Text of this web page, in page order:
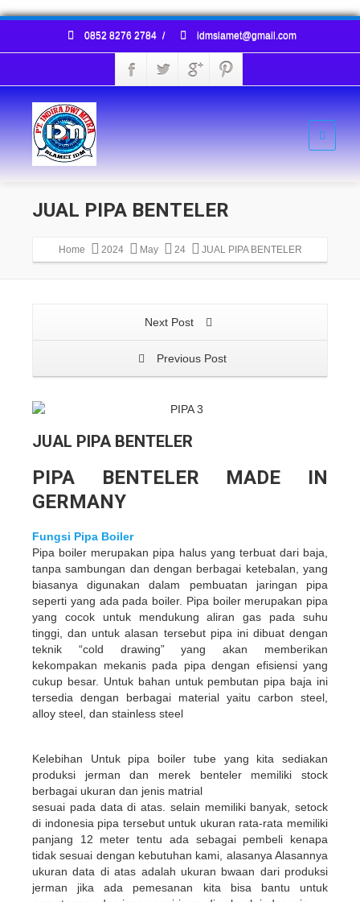
0852 8276 2784 / idmslamet@gmail.com
JUAL PIPA BENTELER
Home 2024 May 24 JUAL PIPA BENTELER
Next Post
Previous Post
JUAL PIPA BENTELER
PIPA BENTELER MADE IN
GERMANY
Fungsi Pipa Boiler
Pipa boiler merupakan pipa halus yang terbuat dari baja,
tanpa sambungan dan dengan berbagai ketebalan, yang
biasanya digunakan dalam pembuatan jaringan pipa
seperti yang ada pada boiler. Pipa boiler merupakan pipa
yang cocok untuk mendukung aliran gas pada suhu
tinggi, dan untuk alasan tersebut pipa ini dibuat dengan
teknik “cold drawing” yang akan memberikan
kekompakan mekanis pada pipa dengan efisiensi yang
cukup besar. Untuk bahan untuk pembutan pipa baja ini
tersedia dengan berbagai material yaitu carbon steel,
alloy steel, dan stainless steel
Kelebihan Untuk pipa boiler tube yang kita sediakan
produksi jerman dan merek benteler memiliki stock
berbagai ukuran dan jenis matrial
sesuai pada data di atas. selain memiliki banyak, setock
di indonesia pipa tersebut untuk ukuran rata-rata memiliki
panjang 12 meter tentu ada sebagai pembeli kenapa
tidak sesuai dengan kebutuhan kami, alasanya Alasannya
ukuran data di atas adalah ukuran bwaan dari produksi
jerman jika ada pemesanan kita bisa bantu untuk